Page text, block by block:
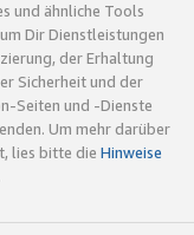
und ähnliche Tools
Dir Dienstleistungen
der Erhaltung
Sicherheit und der
Seiten und -Dienste
Um mehr darüber
lies bitte die Hinweise